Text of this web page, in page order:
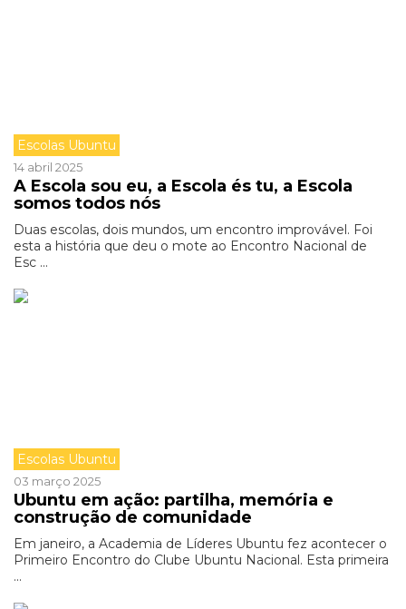
Escolas Ubuntu
14 abril 2025
A Escola sou eu, a Escola és tu, a Escola
somos todos nós
Duas escolas, dois mundos, um encontro improvável. Foi
esta a história que deu o mote ao Encontro Nacional de
Esc ...
Escolas Ubuntu
03 março 2025
Ubuntu em ação: partilha, memória e
construção de comunidade
Em janeiro, a Academia de Líderes Ubuntu fez acontecer o
Primeiro Encontro do Clube Ubuntu Nacional. Esta primeira
...